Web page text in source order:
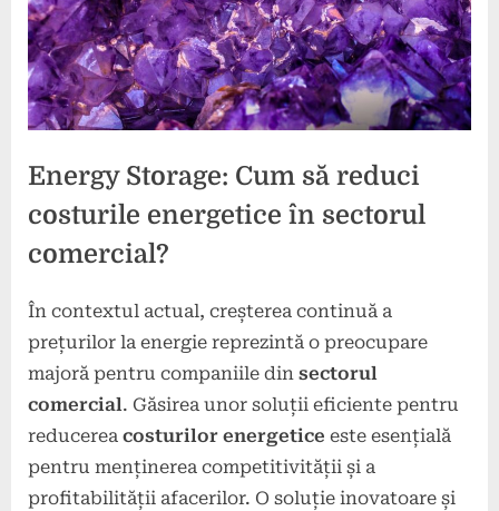
Energy Storage: Cum să reduci
costurile energetice în sectorul
comercial?
Posted
on
16
decembrie
2024
By
press
În contextul actual, creșterea continuă a
prețurilor la energie reprezintă o preocupare
majoră pentru companiile din sectorul
comercial. Găsirea unor soluții eficiente pentru
reducerea costurilor energetice este esențială
pentru menținerea competitivității și a
profitabilității afacerilor. O soluție inovatoare și